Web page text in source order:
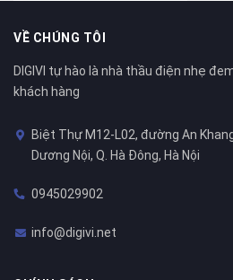
VỀ CHÚNG TÔI
DIGIVI tự hào là nhà thầu điện nhẹ
khách hàng
Biệt Thự M12-L02, đường An
Dương Nội, Q. Hà Đông, Hà Nội
0945029902
info@digivi.net